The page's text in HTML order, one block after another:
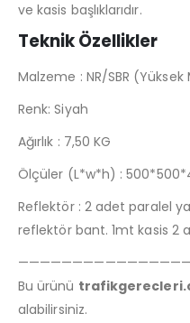
ve kasis başlıklarıdır.
Teknik Özellikler
Malzeme : NR/SBR
Renk: Siyah
Ağırlık : 7,50 KG
Ölçüler (L*w*h) :
Reflektör : 2 adet paralel
reflektör bant. 1mt kasis 2
Bu ürünü
alabilirsiniz.